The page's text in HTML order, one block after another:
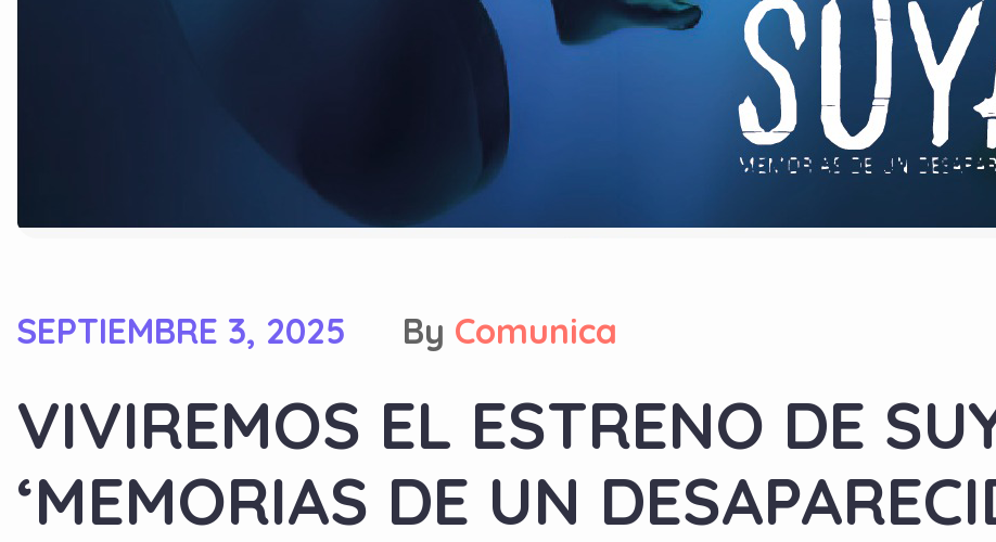
SEPTIEMBRE 3, 2025 By Comunica
VIVIREMOS EL ESTRENO DE
‘MEMORIAS DE UN